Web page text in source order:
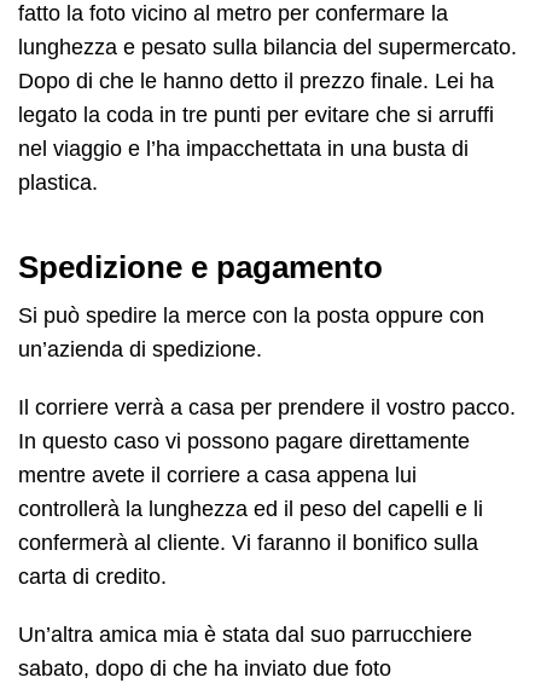
fatto la foto vicino al metro per confermare la
lunghezza e pesato sulla bilancia del supermercato.
Dopo di che le hanno detto il prezzo finale. Lei ha
legato la coda in tre punti per evitare che si arruffi
nel viaggio e l’ha impacchettata in una busta di
plastica.
Spedizione e pagamento
Si può spedire la merce con la posta oppure con
un’azienda di spedizione.
Il corriere verrà a casa per prendere il vostro pacco.
In questo caso vi possono pagare direttamente
mentre avete il corriere a casa appena lui
controllerà la lunghezza ed il peso del capelli e li
confermerà al cliente. Vi faranno il bonifico sulla
carta di credito.
Un’altra amica mia è stata dal suo parrucchiere
sabato, dopo di che ha inviato due foto